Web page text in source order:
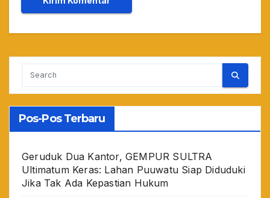
Pos-Pos Terbaru
Geruduk Dua Kantor, GEMPUR SULTRA
Ultimatum Keras: Lahan Puuwatu Siap Diduduki
Jika Tak Ada Kepastian Hukum